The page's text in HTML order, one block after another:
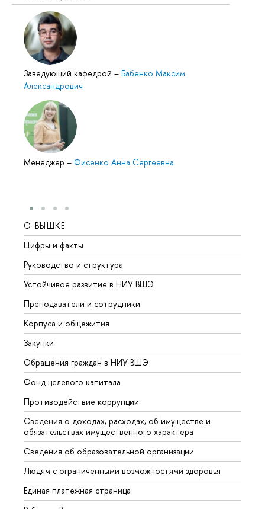
Заведующий кафедрой – Бабенко Максим
Александрович
Менеджер – Фисенко Анна Сергеевна
О ВЫШКЕ
Цифры и факты
Руководство и структура
Устойчивое развитие в НИУ ВШЭ
Преподаватели и сотрудники
Корпуса и общежития
Закупки
Обращения граждан в НИУ ВШЭ
Фонд целевого капитала
Противодействие коррупции
Сведения о доходах, расходах, об имуществе и
обязательствах имущественного характера
Сведения об образовательной организации
Людям с ограниченными возможностями здоровья
Единая платежная страница